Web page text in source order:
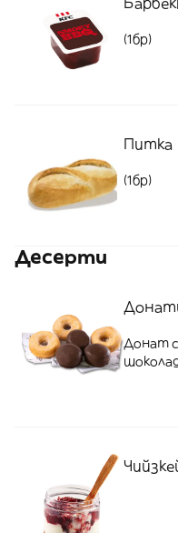
(1бр)
Питка
(1бр)
Десерти
Донат